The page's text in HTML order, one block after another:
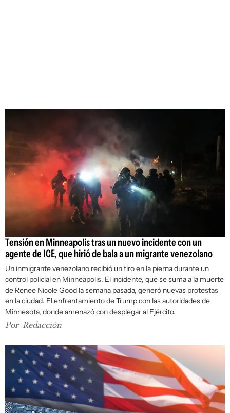
Tensión en Minneapolis tras un nuevo incidente con un
agente de ICE, que hirió de bala a un migrante venezolano
Un inmigrante venezolano recibió un tiro en la pierna durante un
control policial en Minneapolis. El incidente, que se suma a la muerte
de Renee Nicole Good la semana pasada, generó nuevas protestas
en la ciudad. El enfrentamiento de Trump con las autoridades de
Minnesota, donde amenazó con desplegar al Ejército.
Por Redacción